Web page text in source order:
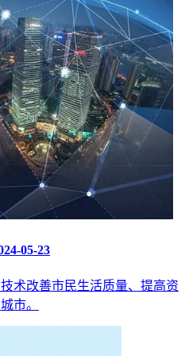
05-23
术改善市民生活质量、提高资
市。